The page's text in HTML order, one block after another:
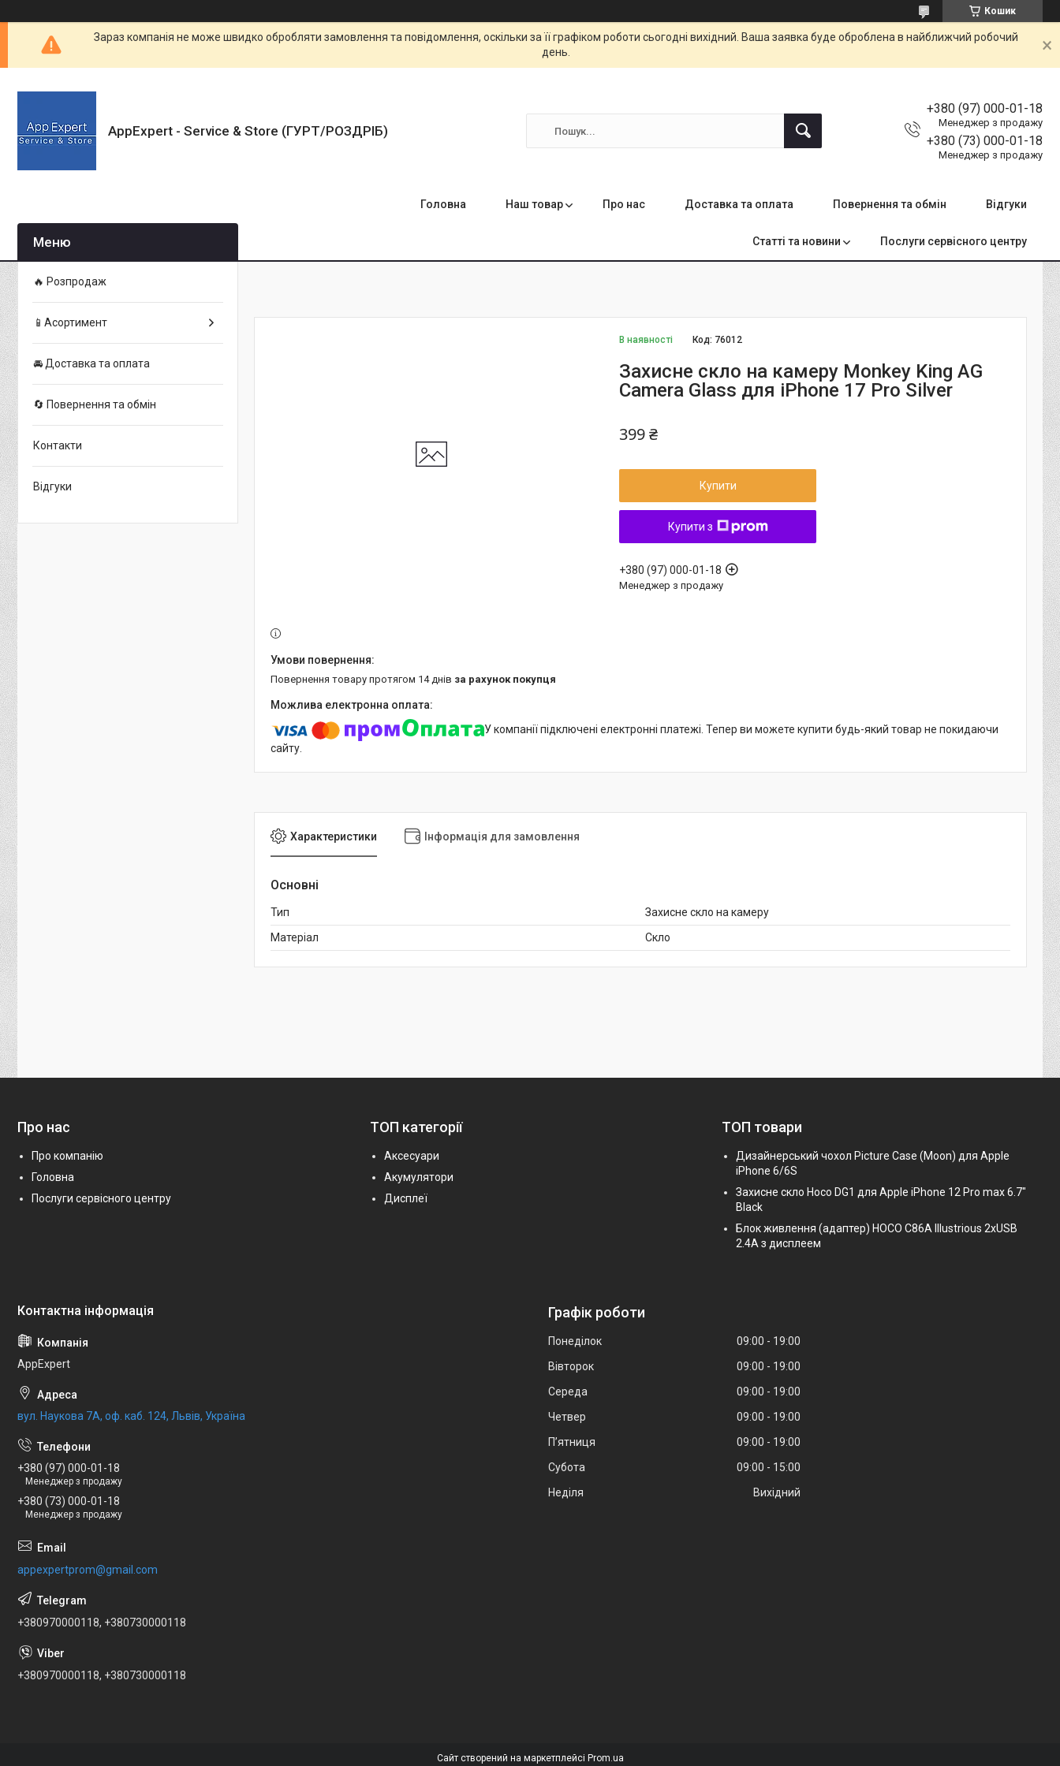
Кошик
Зараз компанія не може швидко обробляти замовлення та повідомлення, оскільки за її графіком роботи сьогодні вихідний. Ваша заявка буде оброблена в найближчий робочий
день.
AppExpert - Service & Store (ГУРТ/РОЗДРІБ)
+380 (97) 000-01-18
Менеджер з продажу
+380 (73) 000-01-18
Менеджер з продажу
Головна Наш товар Про нас Доставка та оплата Повернення та обмін Відгуки
Статті та новини Послуги сервісного центру
В наявності Код: 76012
Захисне скло на камеру Monkey King AG
Camera Glass для iPhone 17 Pro Silver
399 ₴
Купити
Купити з
+380 (97) 000-01-18
Менеджер з продажу
повернення товару протягом 14 днів за рахунок покупця
У компанії підключені електронні платежі. Тепер ви можете купити будь-який товар не покидаючи
сайту.
Характеристики Інформація для замовлення
Основні
Тип
Захисне скло на камеру
Матеріал
Скло
🔥 Розпродаж
📱Асортимент
🚘 Доставка та оплата
🔄 Повернення та обмін
Контакти
Відгуки
Про нас
Про компанію
Головна
Послуги сервісного центру
ТОП категорії
Аксесуари
Акумулятори
Дисплеї
ТОП товари
Дизайнерський чохол Picture Case (Moon) для Apple
iPhone 6/6S
Захисне скло Hoco DG1 для Apple iPhone 12 Pro max 6.7"
Black
Блок живлення (адаптер) HOCO C86A Illustrious 2xUSB
2.4A з дисплеем
AppExpert
вул. Наукова 7А, оф. каб. 124, Львів, Україна
+380 (97) 000-01-18
Менеджер з продажу
+380 (73) 000-01-18
Менеджер з продажу
appexpertprom@gmail.com
+380970000118, +380730000118
+380970000118, +380730000118
Графік роботи
Понеділок 09:00
19:00
Вівторок
09:00
19:00
Середа
09:00
19:00
Четвер
09:00
19:00
Пʼятниця
09:00
19:00
Субота
09:00
15:00
Неділя
Вихідний
Сайт створений на маркетплейсі Prom.ua